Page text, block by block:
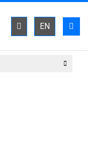
EN